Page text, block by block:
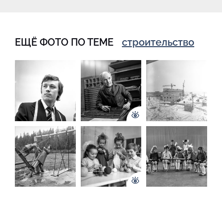
ЕЩЁ ФОТО ПО ТЕМЕ строительство